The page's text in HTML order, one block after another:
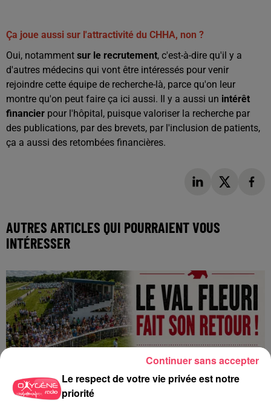
Ça joue aussi sur l'attractivité du CHHA, non ?
Oui, notamment sur le recrutement, c'est-à-dire qu'il y a
d'autres médecins qui vont être intéressés pour venir
rejoindre cette équipe de recherche-là, parce qu'on leur
montre qu'on peut faire ça ici aussi. Il y a aussi un intérêt
financier pour l'hôpital, puisque valoriser la recherche par
des publications, par des brevets, par l'inclusion de patients,
ça a aussi des retombées financières.
AUTRES ARTICLES QUI POURRAIENT VOUS
INTÉRESSER
Le respect de votre vie privée est notre
priorité
Continuer sans accepter